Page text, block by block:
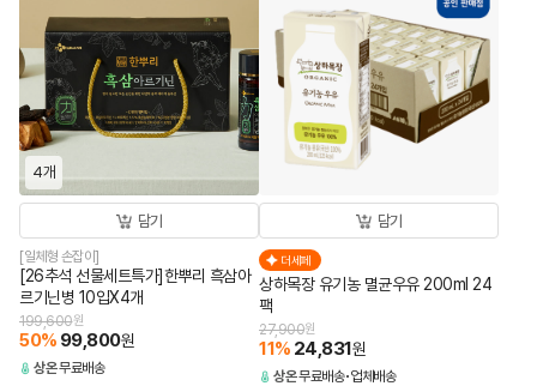
4개
담기
[일체형 손잡이]
[26추석 선물세트특가]한뿌리 흑삼아
르기닌병 10입X4개
199,600원
50% 99,800원
상온무료배송
담기
더세페
상하목장 유기농 멸균우유 200ml 24
팩
27,900원
11% 24,831원
상온무료배송 업체배송